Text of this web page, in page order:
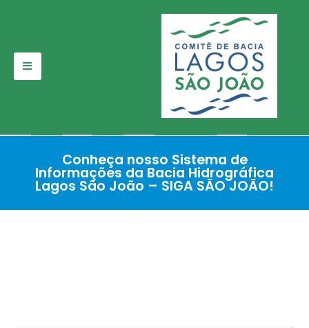
para
Conheça nosso Sistema de
Informações da Bacia Hidrográfica
Lagos São João – SIGA SÃO JOÃO!